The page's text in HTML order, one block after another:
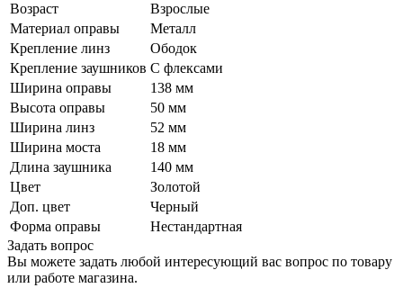
Возраст
Взрослые
Материал оправы
Металл
Крепление линз
Ободок
Крепление заушников С флексами
Ширина оправы
138 мм
Высота оправы
50 мм
Ширина линз
52 мм
Ширина моста
18 мм
Длина заушника
140 мм
Цвет
Золотой
Доп. цвет
Черный
Форма оправы
Нестандартная
Задать вопрос
Вы можете задать любой интересующий вас вопрос по товару
или работе магазина.